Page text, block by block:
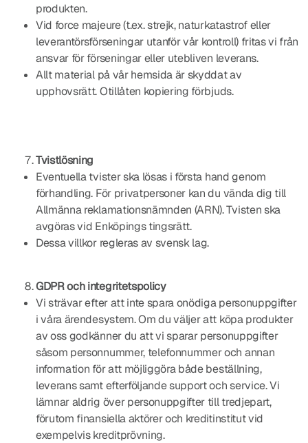
produkten.
Vid force majeure (t.ex. strejk, naturkatastrof eller
leverantörsförseningar utanför vår kontroll) fritas vi från
ansvar för förseningar eller utebliven leverans.
Allt material på vår hemsida är skyddat av
upphovsrätt. Otillåten kopiering förbjuds.
Tvistlösning
Eventuella tvister ska lösas i första hand genom
förhandling. För privatpersoner kan du vända dig till
Allmänna reklamationsnämnden (ARN). Tvisten ska
avgöras vid Enköpings tingsrätt.
Dessa villkor regleras av svensk lag.
GDPR och integritetspolicy
Vi strävar efter att inte spara onödiga personuppgifter
i våra ärendesystem. Om du väljer att köpa produkter
av oss godkänner du att vi sparar personuppgifter
såsom personnummer, telefonnummer och annan
information för att möjliggöra både beställning,
leverans samt efterföljande support och service. Vi
lämnar aldrig över personuppgifter till tredjepart,
förutom finansiella aktörer och kreditinstitut vid
exempelvis kreditprövning.